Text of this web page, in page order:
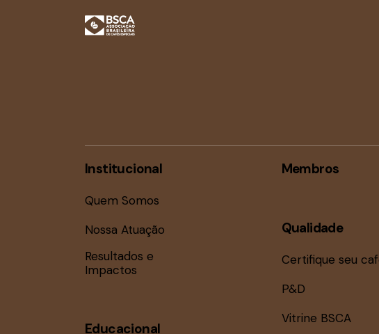
Institucional
Quem Somos
Nossa Atuação
Resultados e
Impactos
Educacional
Membros
Qualidade
Certifique seu
P&D
Vitrine BSCA